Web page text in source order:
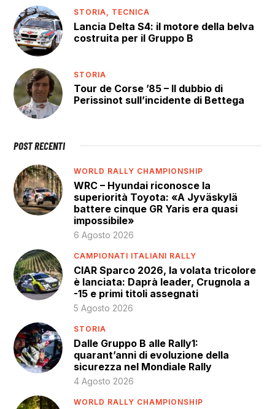
STORIA, TECNICA
Lancia Delta S4: il motore della belva
costruita per il Gruppo B
STORIA
Tour de Corse ’85 – Il dubbio di
Perissinot sull’incidente di Bettega
POST RECENTI
WORLD RALLY CHAMPIONSHIP
WRC – Hyundai riconosce la
superiorità Toyota: «A Jyväskylä
battere cinque GR Yaris era quasi
impossibile»
6 Agosto 2026
CAMPIONATI ITALIANI RALLY
CIAR Sparco 2026, la volata tricolore
è lanciata: Daprà leader, Crugnola a
-15 e primi titoli assegnati
5 Agosto 2026
STORIA
Dalle Gruppo B alle Rally1:
quarant’anni di evoluzione della
sicurezza nel Mondiale Rally
4 Agosto 2026
WORLD RALLY CHAMPIONSHIP